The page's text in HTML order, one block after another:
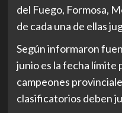
del Fuego, Formosa,
de cada una de ellas
Según informaron
junio es la fecha límite
campeones
clasificatorios deben